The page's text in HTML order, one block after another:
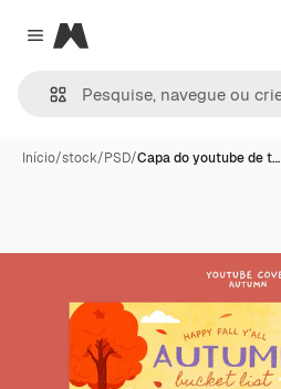
Close menu
Magnific
Início/stock/PSD/Capa do youtube de t…